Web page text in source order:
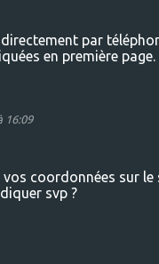
par
en première page.
16:09
coordonnées sur le
svp ?